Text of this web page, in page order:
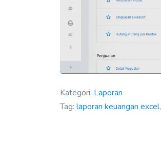
Kategori: Laporan
Tag: laporan keuangan excel,